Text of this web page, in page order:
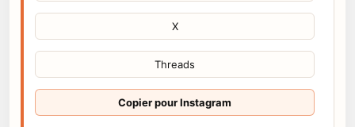
X
Threads
Copier pour Instagram